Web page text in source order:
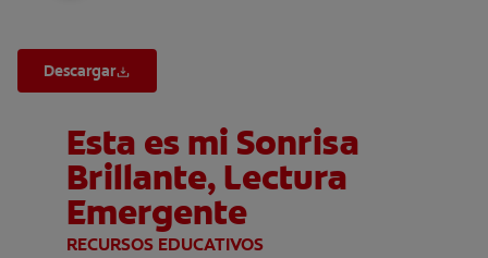
Descargar
Esta es mi Sonrisa
Brillante, Lectura
Emergente
RECURSOS EDUCATIVOS